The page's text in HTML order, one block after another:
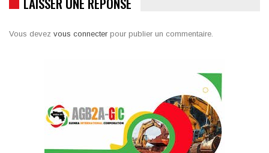
Vous devez vous connecter pour publier un commentaire.